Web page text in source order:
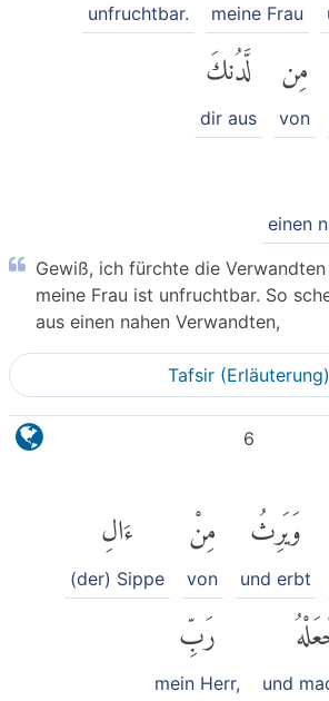
meine Frau
unfruchtbar.
مِن
von
لَّدُنكَ
dir aus
einen
Gewiß, ich fürchte die
meine Frau ist unfruchtbar. So
aus einen nahen Verwandten,
Tafsir (Erläuterung)
6
وَيَرِثُ
und erbt
مِنْ
von
ءَالِ
(der) Sippe
und
رَبِّ
mein Herr,